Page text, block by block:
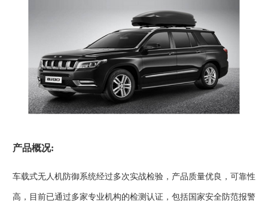
产品概况:
车载式无人机防御系统经过多次实战检验，产品质量优良，可靠性
高，目前已通过多家专业机构的检测认证，包括国家安全防范报警